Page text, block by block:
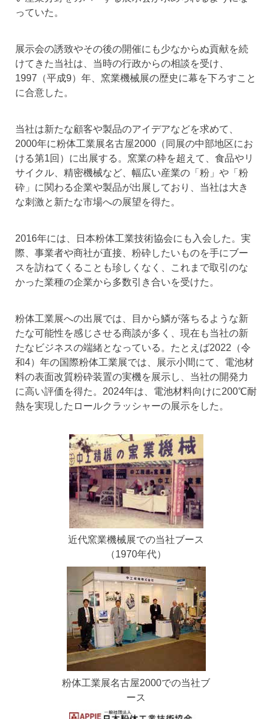
っていた。
展示会の誘致やその後の開催にも少なからぬ貢献を続
けてきた当社は、当時の行政からの相談を受け、
1997（平成9）年、窯業機械展の歴史に幕を下ろすこと
に合意した。
当社は新たな顧客や製品のアイデアなどを求めて、
2000年に粉体工業展名古屋2000（同展の中部地区にお
ける第1回）に出展する。窯業の枠を超えて、食品やリ
サイクル、精密機械など、幅広い産業の「粉」や「粉
砕」に関わる企業や製品が出展しており、当社は大き
な刺激と新たな市場への展望を得た。
2016年には、日本粉体工業技術協会にも入会した。実
際、事業者や商社が直接、粉砕したいものを手にブー
スを訪ねてくることも珍しくなく、これまで取引のな
かった業種の企業から多数引き合いを受けた。
粉体工業展への出展では、目から鱗が落ちるような新
たな可能性を感じさせる商談が多く、現在も当社の新
たなビジネスの端緒となっている。たとえば2022（令
和4）年の国際粉体工業展では、展示小間にて、電池材
料の表面改質粉砕装置の実機を展示し、当社の開発力
に高い評価を得た。2024年は、電池材料向けに200℃耐
熱を実現したロールクラッシャーの展示をした。
近代窯業機械展での当社ブース
（1970年代）
粉体工業展名古屋2000での当社ブ
ース